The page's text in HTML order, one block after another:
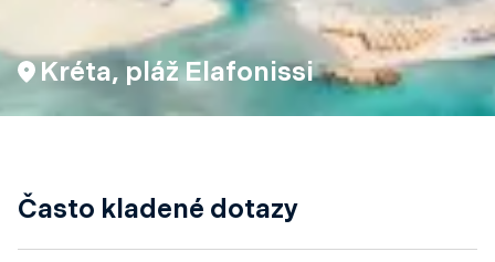
Kréta, pláž Elafonissi
Často kladené dotazy